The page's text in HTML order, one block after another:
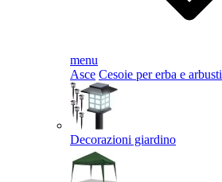
menu
Asce Cesoie per erba e arbusti
Decorazioni giardino